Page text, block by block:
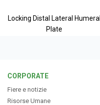
Locking Distal Lateral Humeral
Plate
CORPORATE
Fiere e notizie
Risorse Umane